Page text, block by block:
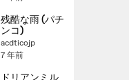
残酷な雨 (パチ
ンコ)
acdticojp
7 年前